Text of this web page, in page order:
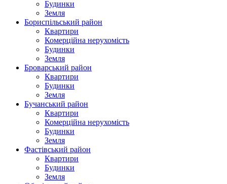
Будинки
Земля
Бориспільський район
Квартири
Комерційна нерухомість
Будинки
Земля
Броварський район
Квартири
Будинки
Земля
Бучанський район
Квартири
Комерційна нерухомість
Будинки
Земля
Фастівський район
Квартири
Будинки
Земля